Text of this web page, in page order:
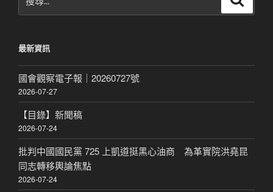
尋
字:
最新資訊
國會觀察電子報｜20260727號
2026-07-27
【目錄】新聞稿
2026-07-24
批判中國國民黨 725 上凱道挺黑心油商 為革實院洪堯昆
同志轉移輿論焦點
2026-07-24